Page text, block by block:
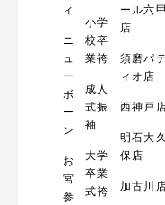
ィ
ニ
ュ
ー
ボ
ー
ン
お
宮
参
小学
校卒
業袴
成人
式振
袖
大学
卒業
式袴
ール六甲
店
須磨パテ
ィオ店
西神戸
明石大久
保店
加古川